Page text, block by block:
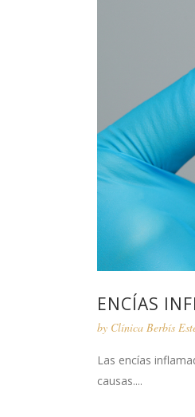
ENCÍAS
by Clínica Berbís
Las encías
causas....